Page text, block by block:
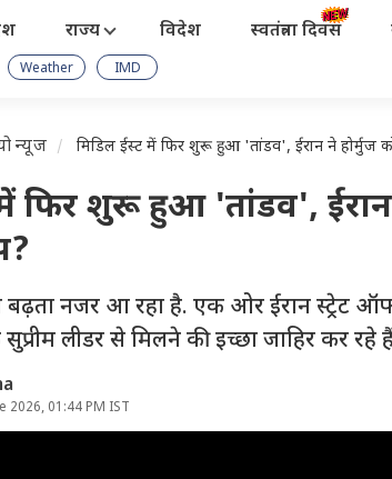
राज्य विदेश स्वतंत्रता दिवस
Weather IMD
न्यूज मिडिल ईस्ट में फिर शुरू हुआ 'तांडव', ईरान ने होर्मुज
फिर शुरू हुआ 'तांडव', ईरान
बढ़ता नजर आ रहा है. एक ओर ईरान स्ट्रेट
के सुप्रीम लीडर से मिलने की इच्छा जाहिर कर रहे
2026, 01:44 PM IST